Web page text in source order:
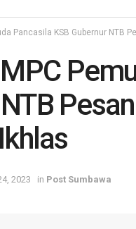
Pancasila KSB Gubernur NTB
2023 in Post Sumbawa